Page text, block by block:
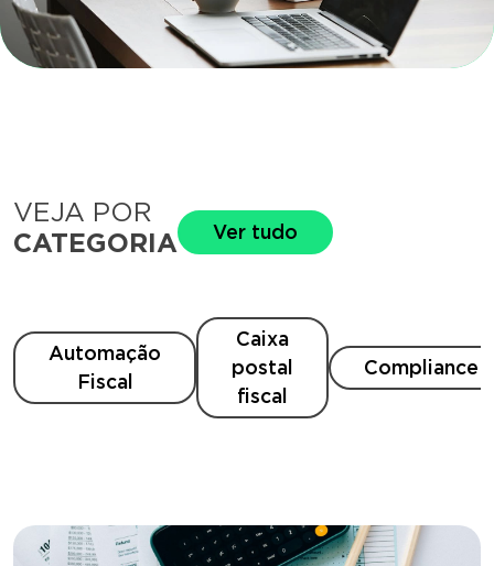
VEJA POR
CATEGORIA
Ver tudo
Automação
Fiscal
Caixa
postal
fiscal
Compliance